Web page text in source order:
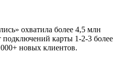
охватила более 4,5 млн
подключений карты 1-2-3 более
новых клиентов.